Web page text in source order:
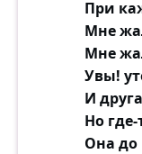
При
Мне
Мне
Увы!
И
Но
Она до